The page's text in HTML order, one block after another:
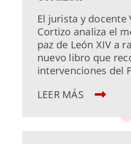
El jurista y docente
Cortizo analiza el
paz de León XIV a
nuevo libro que
intervenciones del
LEER MÁS